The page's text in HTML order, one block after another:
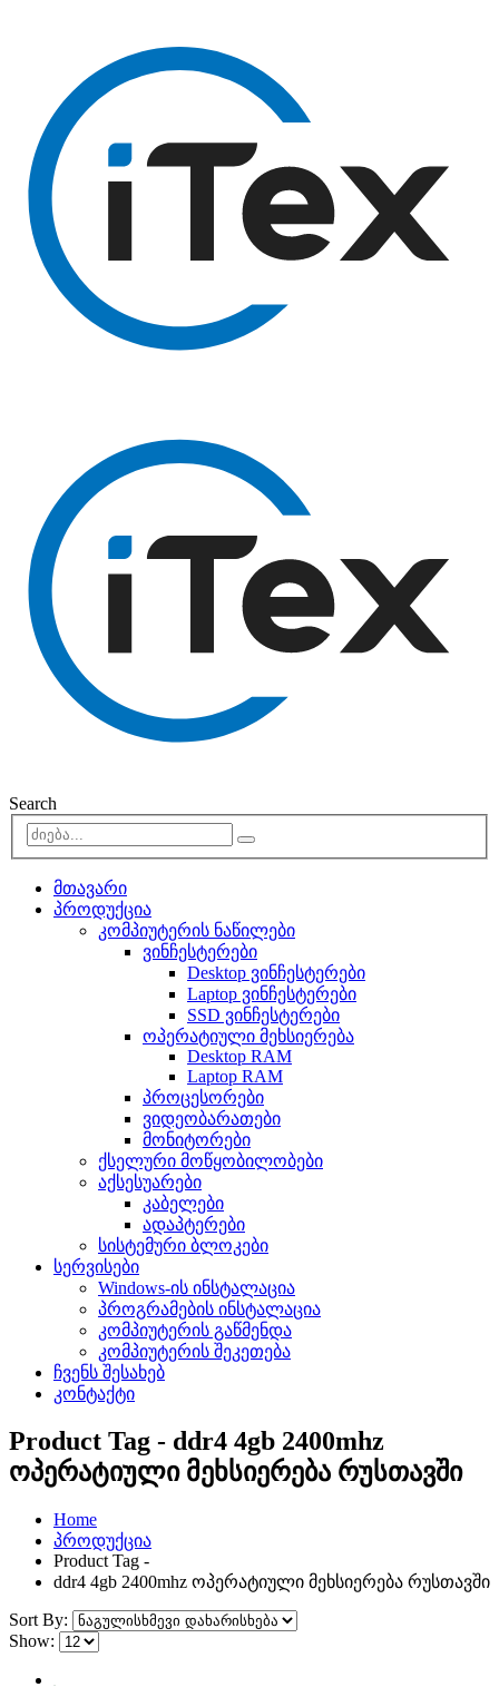
Search
მთავარი
პროდუქცია
კომპიუტერის ნაწილები
ვინჩესტერები
Desktop ვინჩესტერები
Laptop ვინჩესტერები
SSD ვინჩესტერები
ოპერატიული მეხსიერება
Desktop RAM
Laptop RAM
პროცესორები
ვიდეობარათები
მონიტორები
ქსელური მოწყობილობები
აქსესუარები
კაბელები
ადაპტერები
სისტემური ბლოკები
სერვისები
Windows-ის ინსტალაცია
პროგრამების ინსტალაცია
კომპიუტერის გაწმენდა
კომპიუტერის შეკეთება
ჩვენს შესახებ
კონტაქტი
Product Tag - ddr4 4gb 2400mhz
ოპერატიული მეხსიერება რუსთავში
Home
პროდუქცია
Product Tag -
ddr4 4gb 2400mhz ოპერატიული მეხსიერება რუსთავში
Sort By:
Show: